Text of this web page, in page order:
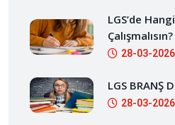
LGS’de
28-03-2026
LGS BRANŞ
28-03-2026